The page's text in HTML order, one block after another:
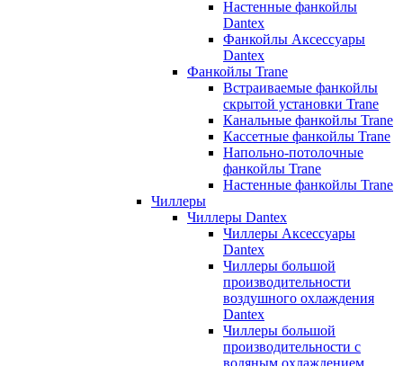
Настенные фанкойлы
Dantex
Фанкойлы Аксессуары
Dantex
Фанкойлы Trane
Встраиваемые фанкойлы
скрытой установки Trane
Канальные фанкойлы Trane
Кассетные фанкойлы Trane
Напольно-потолочные
фанкойлы Trane
Настенные фанкойлы Trane
Чиллеры
Чиллеры Dantex
Чиллеры Аксессуары
Dantex
Чиллеры большой
производительности
воздушного охлаждения
Dantex
Чиллеры большой
производительности с
водяным охлаждением